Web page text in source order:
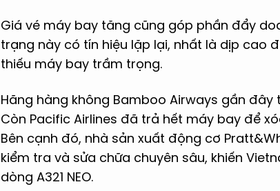
Giá vé máy bay tăng cũng góp phần đẩy
trạng này có tín hiệu lặp lại, nhất là dịp cao
thiếu máy bay trầm trọng.
Hãng hàng không Bamboo Airways gần
Còn Pacific Airlines đã trả hết máy bay để
Bên cạnh đó, nhà sản xuất động cơ
kiểm tra và sửa chữa chuyên sâu, khiến
dòng A321 NEO.